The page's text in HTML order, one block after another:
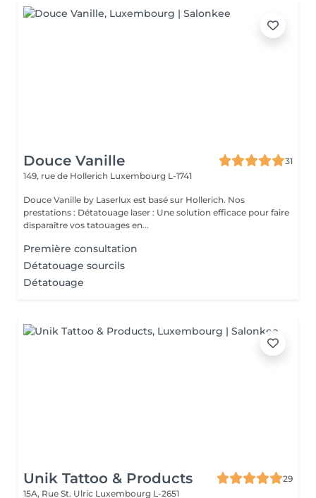
Douce Vanille
31
149, rue de Hollerich Luxembourg L-1741
Douce Vanille by Laserlux est basé sur Hollerich. Nos
prestations : Détatouage laser : Une solution efficace pour faire
disparaître vos tatouages en...
Première consultation
Détatouage sourcils
Détatouage
Unik Tattoo & Products
29
15A, Rue St. Ulric Luxembourg L-2651